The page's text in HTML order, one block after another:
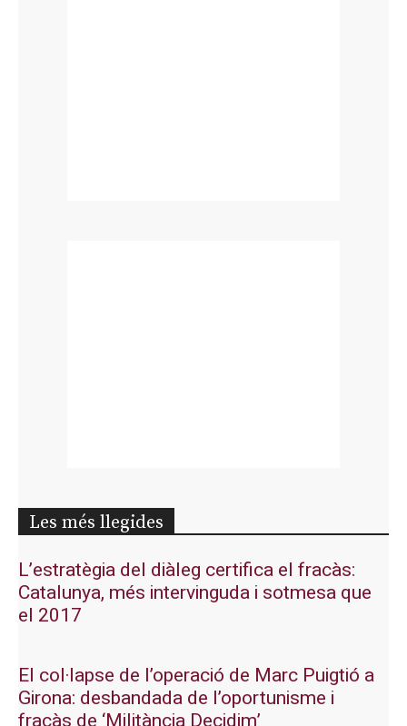
Les més llegides
L’estratègia del diàleg certifica el fracàs:
Catalunya, més intervinguda i sotmesa que
el 2017
El col·lapse de l’operació de Marc Puigtió a
Girona: desbandada de l’oportunisme i